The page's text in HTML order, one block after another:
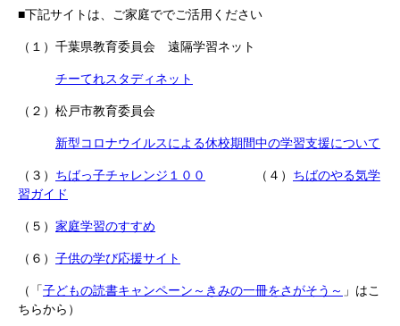
■下記サイトは、ご家庭ででご活用ください
（１）千葉県教育委員会 遠隔学習ネット
チーてれスタディネット
（２）松戸市教育委員会
新型コロナウイルスによる休校期間中の学習支援について
（３） ちばっ子チャレンジ１００ （４） ちばのやる気学
習ガイド
（５） 家庭学習のすすめ
（６） 子供の学び応援サイト
（「子どもの読書キャンペーン～きみの一冊をさがそう～ 」はこ
ちらから）